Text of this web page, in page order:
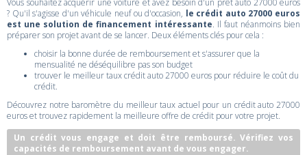
Vous souhaitez acquérir une voiture et avez besoin d'un prêt auto 27000 euros
? Qu'il s'agisse d'un véhicule neuf ou d'occasion, le crédit auto 27000 euros
est une solution de financement intéressante. Il faut néanmoins bien
préparer son projet avant de se lancer. Deux éléments clés pour cela :
choisir la bonne durée de remboursement et s'assurer que la
mensualité ne déséquilibre pas son budget
trouver le meilleur taux crédit auto 27000 euros pour réduire le coût du
crédit.
Découvrez notre baromètre du meilleur taux actuel pour un crédit auto 27000
euros et trouvez rapidement la meilleure offre de crédit pour votre projet.
Un crédit vous engage et doit être remboursé. Vérifiez vos
capacités de remboursement avant de vous engager.